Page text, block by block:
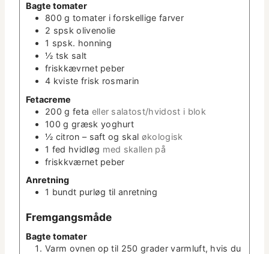
t
Bagte tomater
800 g tomater i forskel­lige farver
2 spsk oliveno­lie
1 spsk. hon­ning
½ tsk salt
friskkævr­net peber
4 kviste frisk rosmarin
Fetacreme
200 g feta eller salatost/hvidost i blok
100 g græsk yoghurt
½ cit­ron – saft og skal økol­o­gisk
1 fed hvidløg med skallen på
friskkvær­net peber
Anret­ning
1 bundt purløg til anretning
Frem­gangsmåde
Bagte tomater
Varm ovnen op til 250 grad­er varm­luft, hvis du